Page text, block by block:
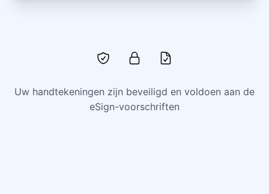
Uw handtekeningen zijn beveiligd en voldoen aan de
eSign-voorschriften